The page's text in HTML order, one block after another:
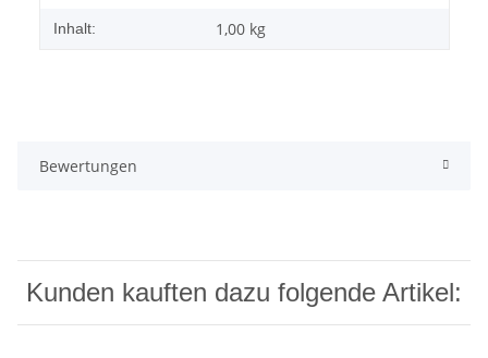
Inhalt: 1,00 kg
Bewertungen
Kunden kauften dazu folgende Artikel: